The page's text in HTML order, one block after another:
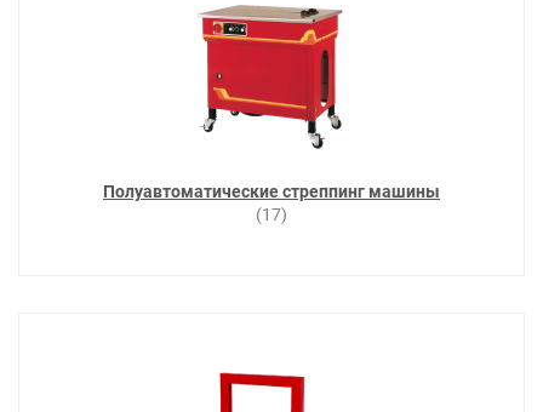
Полуавтоматические стреппинг машины
(17)